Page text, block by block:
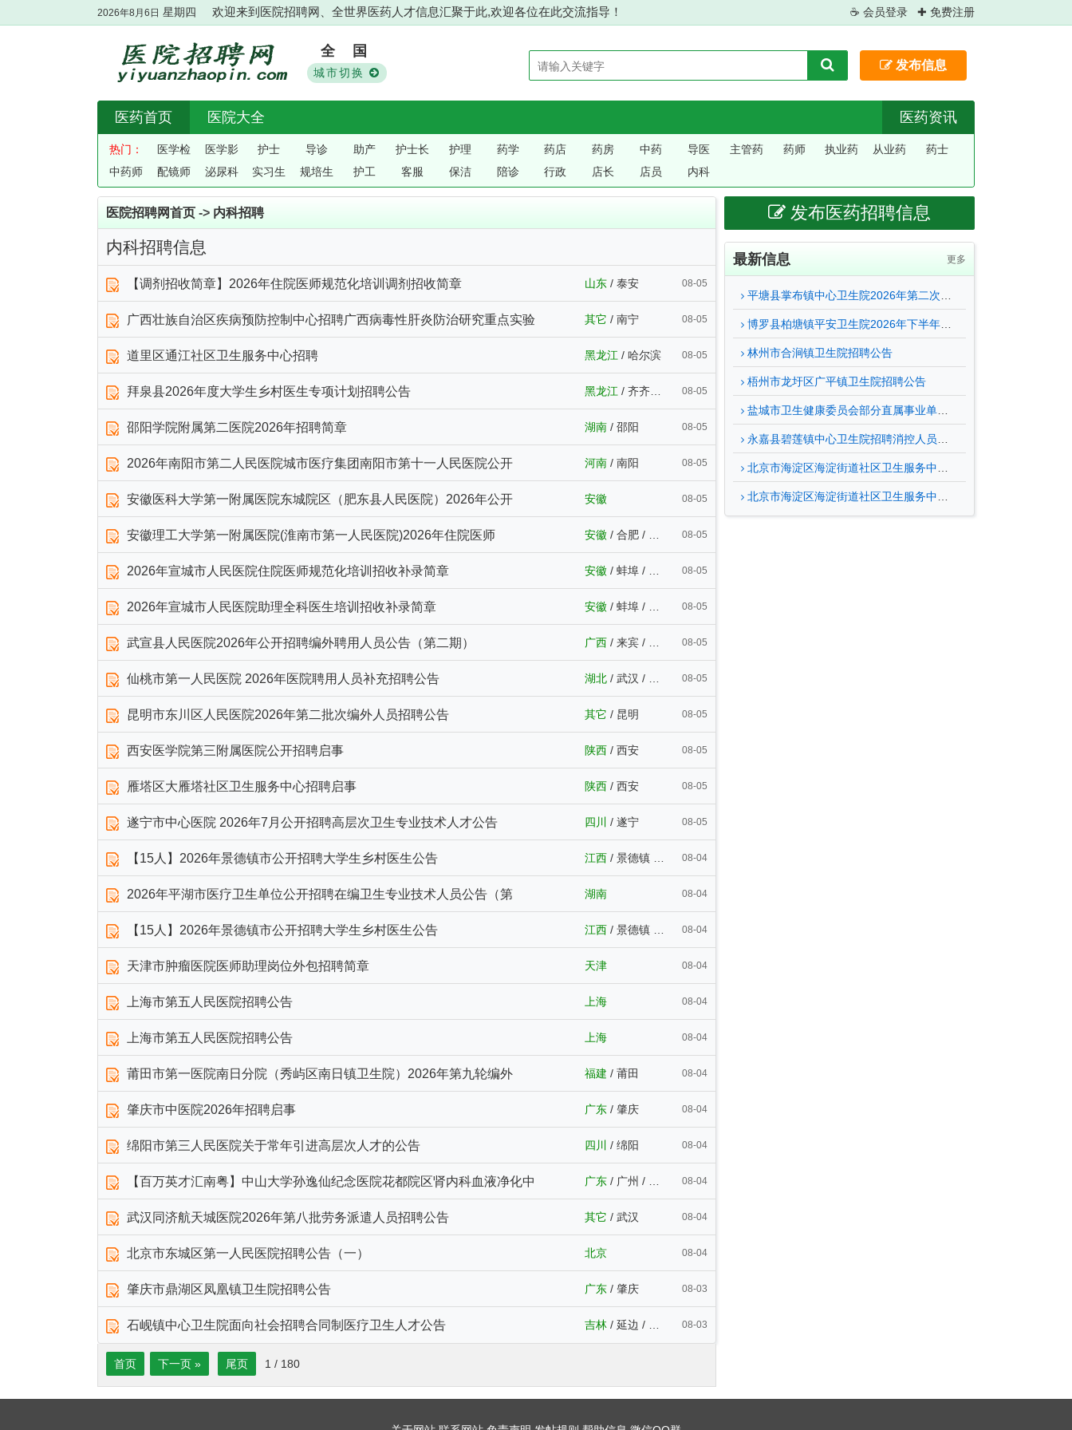
2026年8月6日 星期四 欢迎来到医院招聘网、全世界医药人才信息汇聚于此,欢迎各位在此交流指导！ ☕ 会员登录 ✚ 免费注册
全 国
城市切换
发布信息
医药首页 医院大全 医药资讯
热门：
医学检
验
医学影
像
护士 导诊 助产 护士长 护理 药学 药店 药房 中药 导医
主管药
药师
执业药
从业药
药士
中药师
配镜师 泌尿科 实习生 规培生 护工 客服 保洁 陪诊 行政 店长 店员 内科
医院招聘网首页 -> 内科招聘
内科招聘信息
【调剂招收简章】2026年住院医师规范化培训调剂招收简章 山东 /泰安 08-05
广西壮族自治区疾病预防控制中心招聘广西病毒性肝炎防治研究重点实验 其它 /南宁 08-05
道里区通江社区卫生服务中心招聘 黑龙江 /哈尔滨 08-05
拜泉县2026年度大学生乡村医生专项计划招聘公告 黑龙江 /齐齐哈尔 08-05
邵阳学院附属第二医院2026年招聘简章 湖南 /邵阳 08-05
2026年南阳市第二人民医院城市医疗集团南阳市第十一人民医院公开 河南 /南阳 08-05
安徽医科大学第一附属医院东城院区（肥东县人民医院）2026年公开 安徽 08-05
安徽理工大学第一附属医院(淮南市第一人民医院)2026年住院医师 安徽 /合肥 / 08-05
2026年宣城市人民医院住院医师规范化培训招收补录简章 安徽 /蚌埠 / 08-05
2026年宣城市人民医院助理全科医生培训招收补录简章 安徽 /蚌埠 / 08-05
武宣县人民医院2026年公开招聘编外聘用人员公告（第二期） 广西 /来宾 / 08-05
仙桃市第一人民医院 2026年医院聘用人员补充招聘公告 湖北 /武汉 / 08-05
昆明市东川区人民医院2026年第二批次编外人员招聘公告 其它 / 昆明 08-05
西安医学院第三附属医院公开招聘启事 陕西 /西安 08-05
雁塔区大雁塔社区卫生服务中心招聘启事 陕西 /西安 08-05
遂宁市中心医院 2026年7月公开招聘高层次卫生专业技术人才公告 四川 /遂宁 08-05
【15人】2026年景德镇市公开招聘大学生乡村医生公告 江西 /景德镇 河源08-04
2026年平湖市医疗卫生单位公开招聘在编卫生专业技术人员公告（第 湖南 08-04
【15人】2026年景德镇市公开招聘大学生乡村医生公告 江西 /景德镇 河源08-04
天津市肿瘤医院医师助理岗位外包招聘简章 天津 08-04
上海市第五人民医院招聘公告 上海 08-04
上海市第五人民医院招聘公告 上海 08-04
莆田市第一医院南日分院（秀屿区南日镇卫生院）2026年第九轮编外 福建 /莆田 08-04
肇庆市中医院2026年招聘启事 广东 /肇庆 08-04
绵阳市第三人民医院关于常年引进高层次人才的公告 四川 /绵阳 08-04
【百万英才汇南粤】中山大学孙逸仙纪念医院花都院区肾内科血液净化中 广东 / 广州 / 汕尾
08-04
武汉同济航天城医院2026年第八批劳务派遣人员招聘公告 其它 /武汉 08-04
北京市东城区第一人民医院招聘公告（一） 北京 08-04
肇庆市鼎湖区凤凰镇卫生院招聘公告 广东 /肇庆 08-03
石岘镇中心卫生院面向社会招聘合同制医疗卫生人才公告 吉林 /延边 / 08-03
首页 下一页 » 尾页 1 / 180
发布医药招聘信息
更多
最新信息
平塘县掌布镇中心卫生院2026年第二次面向社会公开招聘编外人员的公告
博罗县柏塘镇平安卫生院2026年下半年公开招聘编外工作人员公告
林州市合涧镇卫生院招聘公告
梧州市龙圩区广平镇卫生院招聘公告
盐城市卫生健康委员会部分直属事业单位2026年面向博士研究生招聘公告
永嘉县碧莲镇中心卫生院招聘消控人员公告
北京市海淀区海淀街道社区卫生服务中心招聘公告（三）
北京市海淀区海淀街道社区卫生服务中心招聘公告（三）